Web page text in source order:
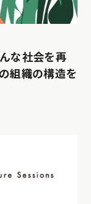
な社会を再
組織の構造を